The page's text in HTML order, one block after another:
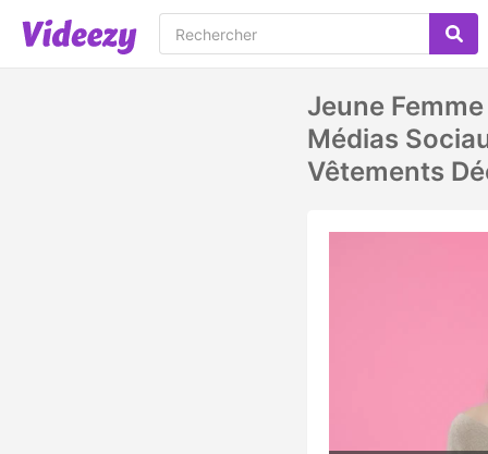
Jeune
Médias
Vêtements